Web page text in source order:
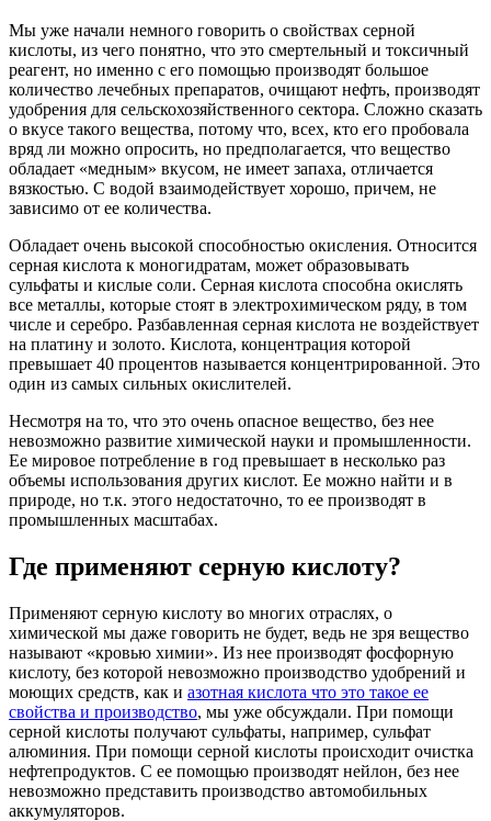
Мы уже начали немного говорить о свойствах серной
кислоты, из чего понятно, что это смертельный и токсичный
реагент, но именно с его помощью производят большое
количество лечебных препаратов, очищают нефть, производят
удобрения для сельскохозяйственного сектора. Сложно сказать
о вкусе такого вещества, потому что, всех, кто его пробовала
вряд ли можно опросить, но предполагается, что вещество
обладает «медным» вкусом, не имеет запаха, отличается
вязкостью. С водой взаимодействует хорошо, причем, не
зависимо от ее количества.
Обладает очень высокой способностью окисления. Относится
серная кислота к моногидратам, может образовывать
сульфаты и кислые соли. Серная кислота способна окислять
все металлы, которые стоят в электрохимическом ряду, в том
числе и серебро. Разбавленная серная кислота не воздействует
на платину и золото. Кислота, концентрация которой
превышает 40 процентов называется концентрированной. Это
один из самых сильных окислителей.
Несмотря на то, что это очень опасное вещество, без нее
невозможно развитие химической науки и промышленности.
Ее мировое потребление в год превышает в несколько раз
объемы использования других кислот. Ее можно найти и в
природе, но т.к. этого недостаточно, то ее производят в
промышленных масштабах.
Где применяют серную кислоту?
Применяют серную кислоту во многих отраслях, о
химической мы даже говорить не будет, ведь не зря вещество
называют «кровью химии». Из нее производят фосфорную
кислоту, без которой невозможно производство удобрений и
моющих средств, как и азотная кислота что это такое ее
свойства и производство, мы уже обсуждали. При помощи
серной кислоты получают сульфаты, например, сульфат
алюминия. При помощи серной кислоты происходит очистка
нефтепродуктов. С ее помощью производят нейлон, без нее
невозможно представить производство автомобильных
аккумуляторов.